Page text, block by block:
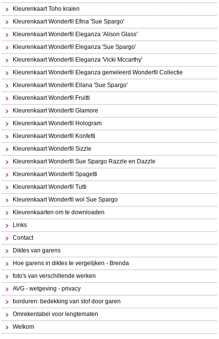
Kleurenkaart Toho kralen
Kleurenkaart Wonderfil Efina 'Sue Spargo'
Kleurenkaart Wonderfil Eleganza 'Alison Glass'
Kleurenkaart Wonderfil Eleganza 'Sue Spargo'
Kleurenkaart Wonderfil Eleganza 'Vicki Mccarthy'
Kleurenkaart Wonderfil Eleganza gemeleerd Wonderfil Collectie
Kleurenkaart Wonderfil Ellana 'Sue Spargo'
Kleurenkaart Wonderfil Fruitti
Kleurenkaart Wonderfil Glamore
Kleurenkaart Wonderfil Hologram
Kleurenkaart Wonderfil Konfetti
Kleurenkaart Wonderfil Sizzle
Kleurenkaart Wonderfil Sue Spargo Razzle en Dazzle
Kleurenkaart Wonderfil Spagetti
Kleurenkaart Wonderfil Tutti
Kleurenkaart Wonderfil wol Sue Spargo
Kleurenkaarten om te downloaden
Links
Contact
Diktes van garens
Hoe garens in diktes te vergelijken - Brenda
foto's van verschillende werken
AVG - wetgeving - privacy
borduren: bedekking van stof door garen
Omrekentabel voor lengtematen
Welkom